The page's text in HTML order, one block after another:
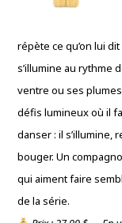
répète ce qu’on lui
s’illumine au rythme
ventre ou ses
défis lumineux où il
danser : il s’illumine,
bouger. Un
qui aiment faire
de la série.